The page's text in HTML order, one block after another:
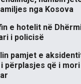
nga Kosova
e hotelit në
i policisë
pamjet e
përplasjes që i